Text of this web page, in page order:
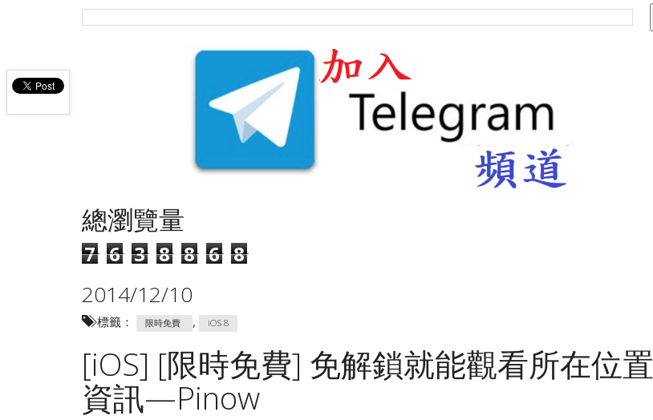
總瀏覽量
7 6 3 8 8 6 8
2014/12/10
標籤： 限時免費 , iOS 8
[iOS] [限時免費] 免解鎖就能觀看所在位置
資訊—Pinow